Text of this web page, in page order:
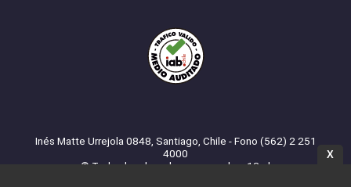
Inés Matte Urrejola 0848, Santiago, Chile - Fono (562) 2 251
4000
© Todos los derechos reservados. 13.cl
X